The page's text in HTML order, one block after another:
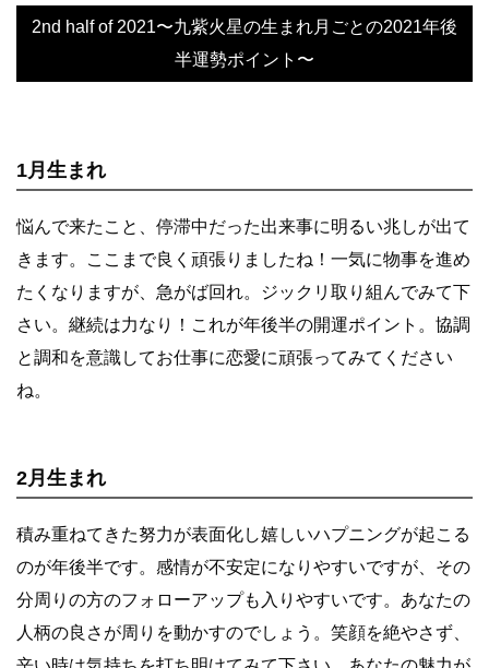
2nd half of 2021〜九紫火星の生まれ月ごとの2021年後
半運勢ポイント〜
1月生まれ
悩んで来たこと、停滞中だった出来事に明るい兆しが出て
きます。ここまで良く頑張りましたね！一気に物事を進め
たくなりますが、急がば回れ。ジックリ取り組んでみて下
さい。継続は力なり！これが年後半の開運ポイント。協調
と調和を意識してお仕事に恋愛に頑張ってみてください
ね。
2月生まれ
積み重ねてきた努力が表面化し嬉しいハプニングが起こる
のが年後半です。感情が不安定になりやすいですが、その
分周りの方のフォローアップも入りやすいです。あなたの
人柄の良さが周りを動かすのでしょう。笑顔を絶やさず、